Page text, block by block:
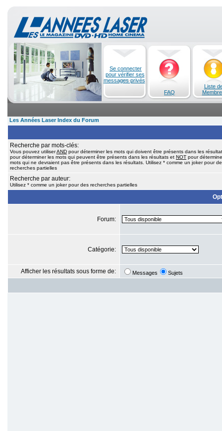
Se connecter
pour vérifier ses
messages privés
FAQ
Liste
Les Années Laser Index du Forum
Recherche par mots-clés:
Vous pouvez utiliserAND pour déterminer les mots qui doivent être présents dans les
pour déterminer les mots qui peuvent être présents dans les résultats et NOT pour
mots qui ne devraient pas être présents dans les résultats. Utilisez * comme un joker pour
recherches partielles
Recherche par auteur:
Utilisez * comme un joker pour des recherches partielles
Forum:
Catégorie:
Afficher les résultats sous forme de: Messages Sujets